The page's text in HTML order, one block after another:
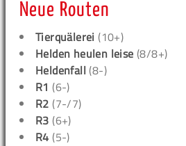
Neue Routen
Tierquälerei (10+)
Helden heulen leise (8/8+)
Heldenfall (8-)
R1 (6-)
R2 (7-/7)
R3 (6+)
R4 (5-)